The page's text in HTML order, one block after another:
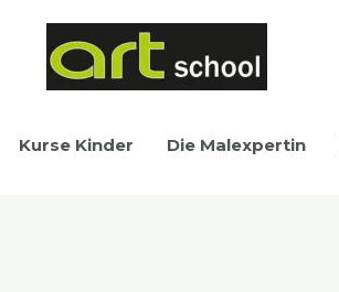
Kurse Kinder Die Malexpertin